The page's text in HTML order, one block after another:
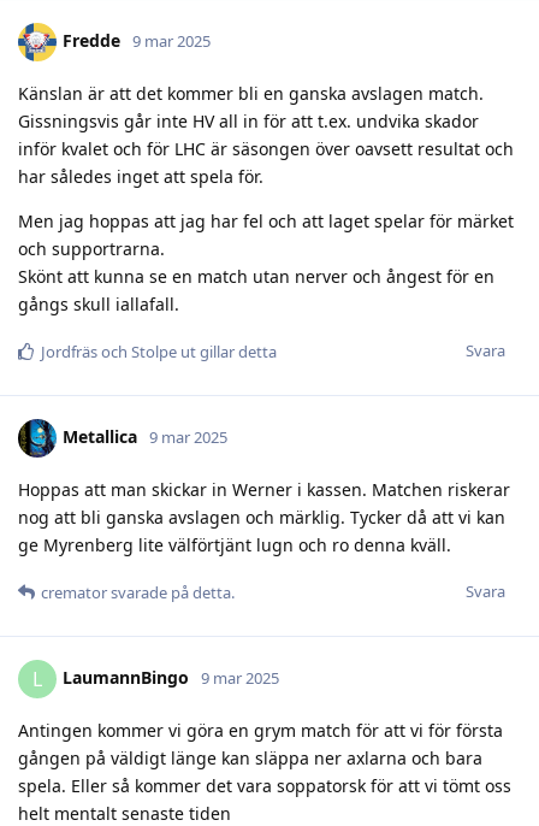
Fredde 9 mar 2025
Känslan är att det kommer bli en ganska avslagen match.
Gissningsvis går inte HV all in för att t.ex. undvika skador
inför kvalet och för LHC är säsongen över oavsett resultat och
har således inget att spela för.
Men jag hoppas att jag har fel och att laget spelar för märket
och supportrarna.
Skönt att kunna se en match utan nerver och ångest för en
gångs skull iallafall.
Svara
Jordfräsoch Stolpe utgillar detta
Metallica 9 mar 2025
Hoppas att man skickar in Werner i kassen. Matchen riskerar
nog att bli ganska avslagen och märklig. Tycker då att vi kan
ge Myrenberg lite välförtjänt lugn och ro denna kväll.
Svara
crematorsvarade på detta.
L LaumannBingo 9 mar 2025
Antingen kommer vi göra en grym match för att vi för första
gången på väldigt länge kan släppa ner axlarna och bara
spela. Eller så kommer det vara soppatorsk för att vi tömt oss
helt mentalt senaste tiden